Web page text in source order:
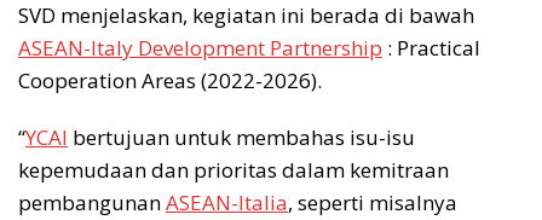
SVD menjelaskan, kegiatan ini berada di bawah
ASEAN-Italy Development Partnership : Practical
Cooperation Areas (2022-2026).
“YCAI bertujuan untuk membahas isu-isu
kepemudaan dan prioritas dalam kemitraan
pembangunanASEAN-Italia, seperti misalnya